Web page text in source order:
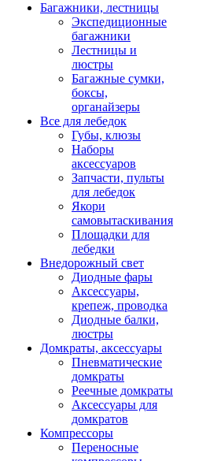
Багажники, лестницы
Экспедиционные
багажники
Лестницы и
люстры
Багажные сумки,
боксы,
органайзеры
Все для лебедок
Губы, клюзы
Наборы
аксессуаров
Запчасти, пульты
для лебедок
Якори
самовытаскивания
Площадки для
лебедки
Внедорожный свет
Диодные фары
Аксессуары,
крепеж, проводка
Диодные балки,
люстры
Домкраты, аксессуары
Пневматические
домкраты
Реечные домкраты
Аксессуары для
домкратов
Компрессоры
Переносные